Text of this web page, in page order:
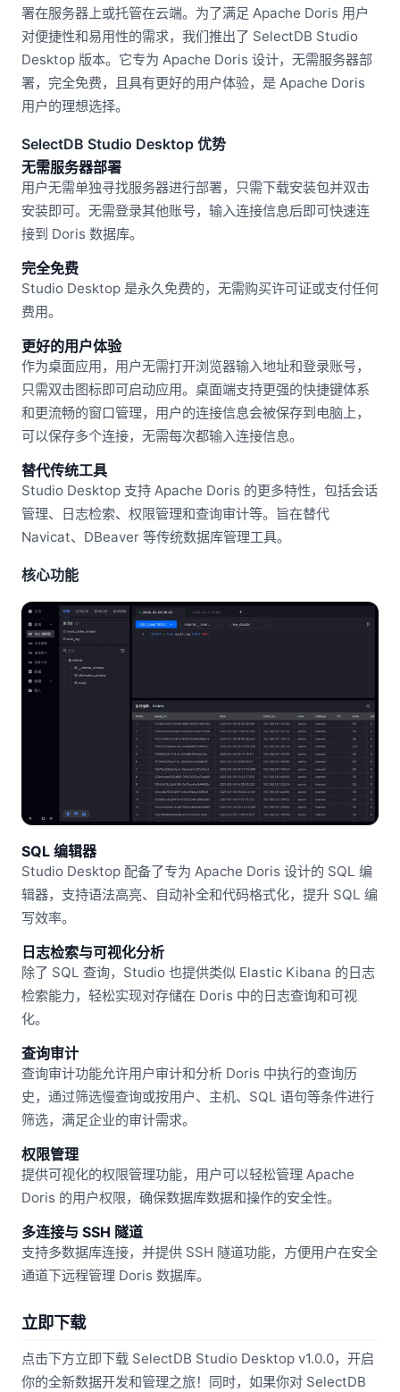
署在服务器上或托管在云端。为了满足 Apache Doris 用户
对便捷性和易用性的需求，我们推出了 SelectDB Studio
Desktop 版本。它专为 Apache Doris 设计，无需服务器部
署，完全免费，且具有更好的用户体验，是 Apache Doris
用户的理想选择。
SelectDB Studio Desktop 优势
无需服务器部署
用户无需单独寻找服务器进行部署，只需下载安装包并双击
安装即可。无需登录其他账号，输入连接信息后即可快速连
接到 Doris 数据库。
完全免费
Studio Desktop 是永久免费的，无需购买许可证或支付任何
费用。
更好的用户体验
作为桌面应用，用户无需打开浏览器输入地址和登录账号，
只需双击图标即可启动应用。桌面端支持更强的快捷键体系
和更流畅的窗口管理，用户的连接信息会被保存到电脑上，
可以保存多个连接，无需每次都输入连接信息。
替代传统工具
Studio Desktop 支持 Apache Doris 的更多特性，包括会话
管理、日志检索、权限管理和查询审计等。旨在替代
Navicat、DBeaver 等传统数据库管理工具。
核心功能
SQL 编辑器
Studio Desktop 配备了专为 Apache Doris 设计的 SQL 编
辑器，支持语法高亮、自动补全和代码格式化，提升 SQL 编
写效率。
日志检索与可视化分析
除了 SQL 查询，Studio 也提供类似 Elastic Kibana 的日志
检索能力，轻松实现对存储在 Doris 中的日志查询和可视
化。
查询审计
查询审计功能允许用户审计和分析 Doris 中执行的查询历
史，通过筛选慢查询或按用户、主机、SQL 语句等条件进行
筛选，满足企业的审计需求。
权限管理
提供可视化的权限管理功能，用户可以轻松管理 Apache
Doris 的用户权限，确保数据库数据和操作的安全性。
多连接与 SSH 隧道
支持多数据库连接，并提供 SSH 隧道功能，方便用户在安全
通道下远程管理 Doris 数据库。
立即下载
点击下方立即下载 SelectDB Studio Desktop v1.0.0，开启
你的全新数据开发和管理之旅！同时，如果你对 SelectDB